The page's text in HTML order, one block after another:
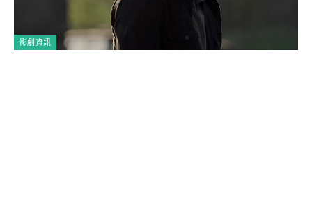
影劇資訊